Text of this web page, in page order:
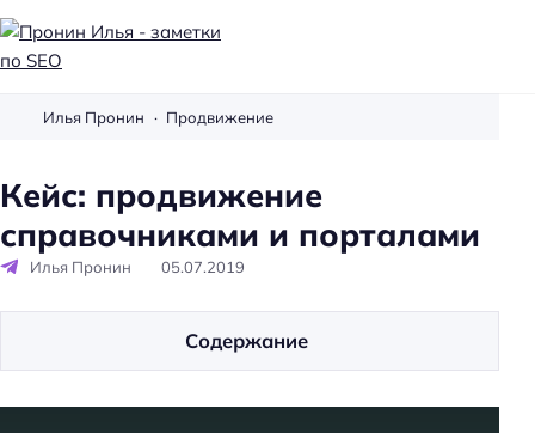
и
н
И
ь
-
з
Илья Пронин Продвижение
Кейс: продвижение
справочниками и порталами
Илья Пронин 05.07.2019
Содержание